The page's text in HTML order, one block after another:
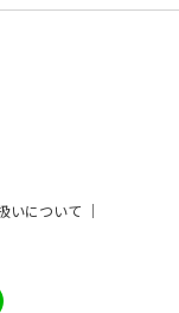
いについて